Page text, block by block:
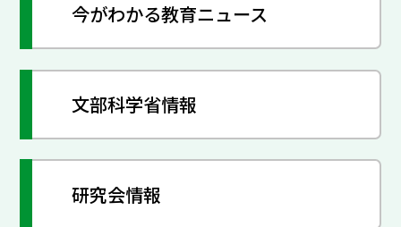
今がわかる教育ニュース
文部科学省情報
研究会情報